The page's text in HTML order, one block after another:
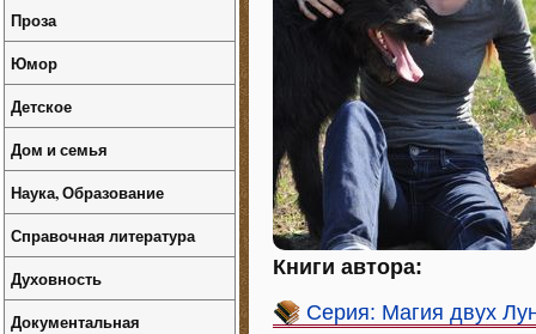
Книги автора:
Серия: Магия двух
Проза
Юмор
Детское
Дом и семья
Наука, Образование
Справочная литература
Духовность
Документальная